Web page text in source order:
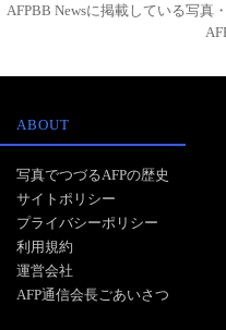
AFPBB Newsに掲載している写
ABOUT
写真でつづるAFPの歴史
サイトポリシー
プライバシーポリシー
利用規約
運営会社
AFP通信会長ごあいさつ